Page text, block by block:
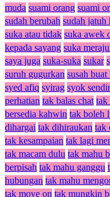
muda suami orang suami
sudah berubah sudah jatuh
suka atau tidak suka awek
kepada sayang suka
saya juga suka-suka sukar
suruh gugurkan susah buat
syed afiq syirag syok
perhatian tak balas chat tak
bersedia kahwin tak boleh
dihargai tak dihiraukan tak
tak kesampaian tak lagi
tak macam dulu tak mahu
berpisah tak mahu ganggu
hubungan tak mahu
tak move on tak mungkin